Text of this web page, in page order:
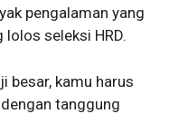
pengalaman yang
lolos seleksi HRD.
besar, kamu harus
tanggung